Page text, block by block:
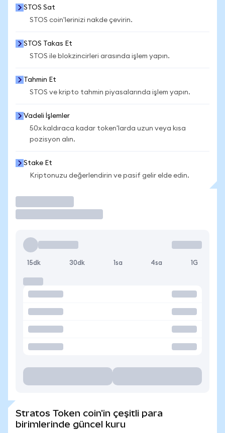
STOS Sat
STOS coin'lerinizi nakde çevirin.
STOS Takas Et
STOS ile blokzincirleri arasında işlem yapın.
Tahmin Et
STOS ve kripto tahmin piyasalarında işlem yapın.
Vadeli İşlemler
50x kaldıraca kadar token'larda uzun veya kısa
pozisyon alın.
Stake Et
Kriptonuzu değerlendirin ve pasif gelir elde edin.
15dk 30dk 1sa 4sa 1G
Stratos Token coin'in çeşitli para
birimlerinde güncel kuru